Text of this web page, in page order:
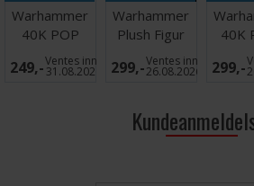
Warhammer
40K POP
Figur Aeldari
Ranger
249,-Ventes inn
31.08.2026
Warhammer
Plush Figur
Fyreslayer
299,-Ventes inn
26.08.2026
40K
Figur
299,-